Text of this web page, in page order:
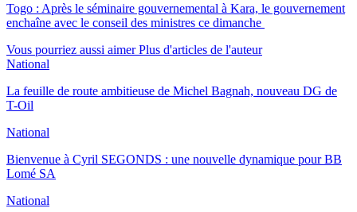
Togo : Après le séminaire gouvernemental à Kara, le gouvernement
enchaîne avec le conseil des ministres ce dimanche
Vous pourriez aussi aimer Plus d'articles de l'auteur
National
La feuille de route ambitieuse de Michel Bagnah, nouveau DG de
T-Oil
National
Bienvenue à Cyril SEGONDS : une nouvelle dynamique pour BB
Lomé SA
National